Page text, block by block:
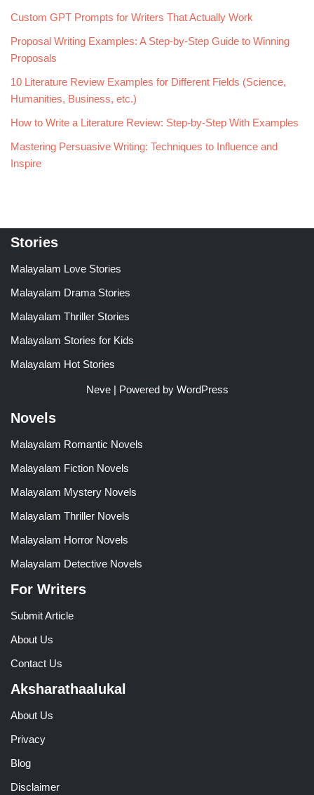
Custom GPT Prompts for Writers That Actually Work
Proposal Writing Examples: A Step-by-Step Guide to Winning
Proposals
10 Literature Review Examples for Different Fields (Science,
Humanities, Business, etc.)
How to Write a Literature Review: Step-by-Step With Examples
Mastering Persuasive Writing: Techniques to Influence and
Inspire
Stories
Malayalam Love Stories
Malayalam Drama Stories
Malayalam Thriller Stories
Malayalam Stories for Kids
Malayalam Hot Stories
Neve| Powered by WordPress
Novels
Malayalam Romantic Novels
Malayalam Fiction Novels
Malayalam Mystery Novels
Malayalam Thriller Novels
Malayalam Horror Novels
Malayalam Detective Novels
For Writers
Submit Article
About Us
Contact Us
Aksharathaalukal
About Us
Privacy
Blog
Disclaimer